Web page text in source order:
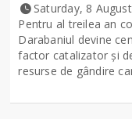
Saturday, 8
Pentru al treilea an
Darabaniul devine
factor catalizator și
resurse de gândire